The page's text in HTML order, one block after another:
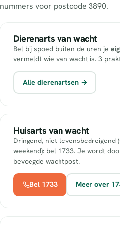
nummers voor postcode 3890.
Dierenarts van wacht
Bel bij spoed buiten de uren je
vermeldt wie van wacht is. 3
Alle dierenartsen →
Huisarts van wacht
Dringend, niet-levensbedreigend
weekend): bel 1733. Je wordt
bevoegde wachtpost.
Bel 1733 Meer over